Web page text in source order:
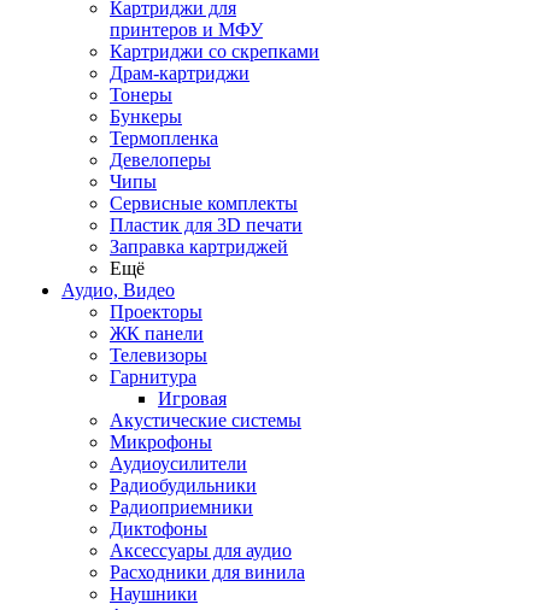
Картриджи для
принтеров и МФУ
Картриджи со скрепками
Драм-картриджи
Тонеры
Бункеры
Термопленка
Девелоперы
Чипы
Сервисные комплекты
Пластик для 3D печати
Заправка картриджей
Ещё
Аудио, Видео
Проекторы
ЖК панели
Телевизоры
Гарнитура
Игровая
Акустические системы
Микрофоны
Аудиоусилители
Радиобудильники
Радиоприемники
Диктофоны
Аксессуары для аудио
Расходники для винила
Наушники